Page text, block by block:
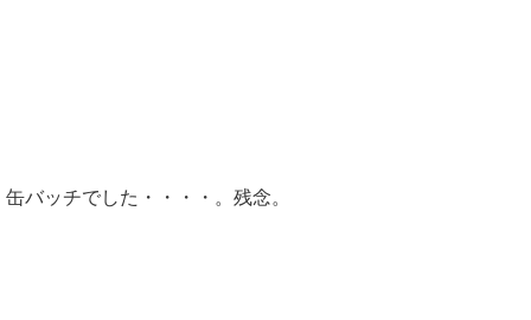
缶バッチでした・・・・。残念。